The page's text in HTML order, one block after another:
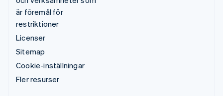
är föremål för
restriktioner
Licenser
Sitemap
Cookie-inställningar
Fler resurser